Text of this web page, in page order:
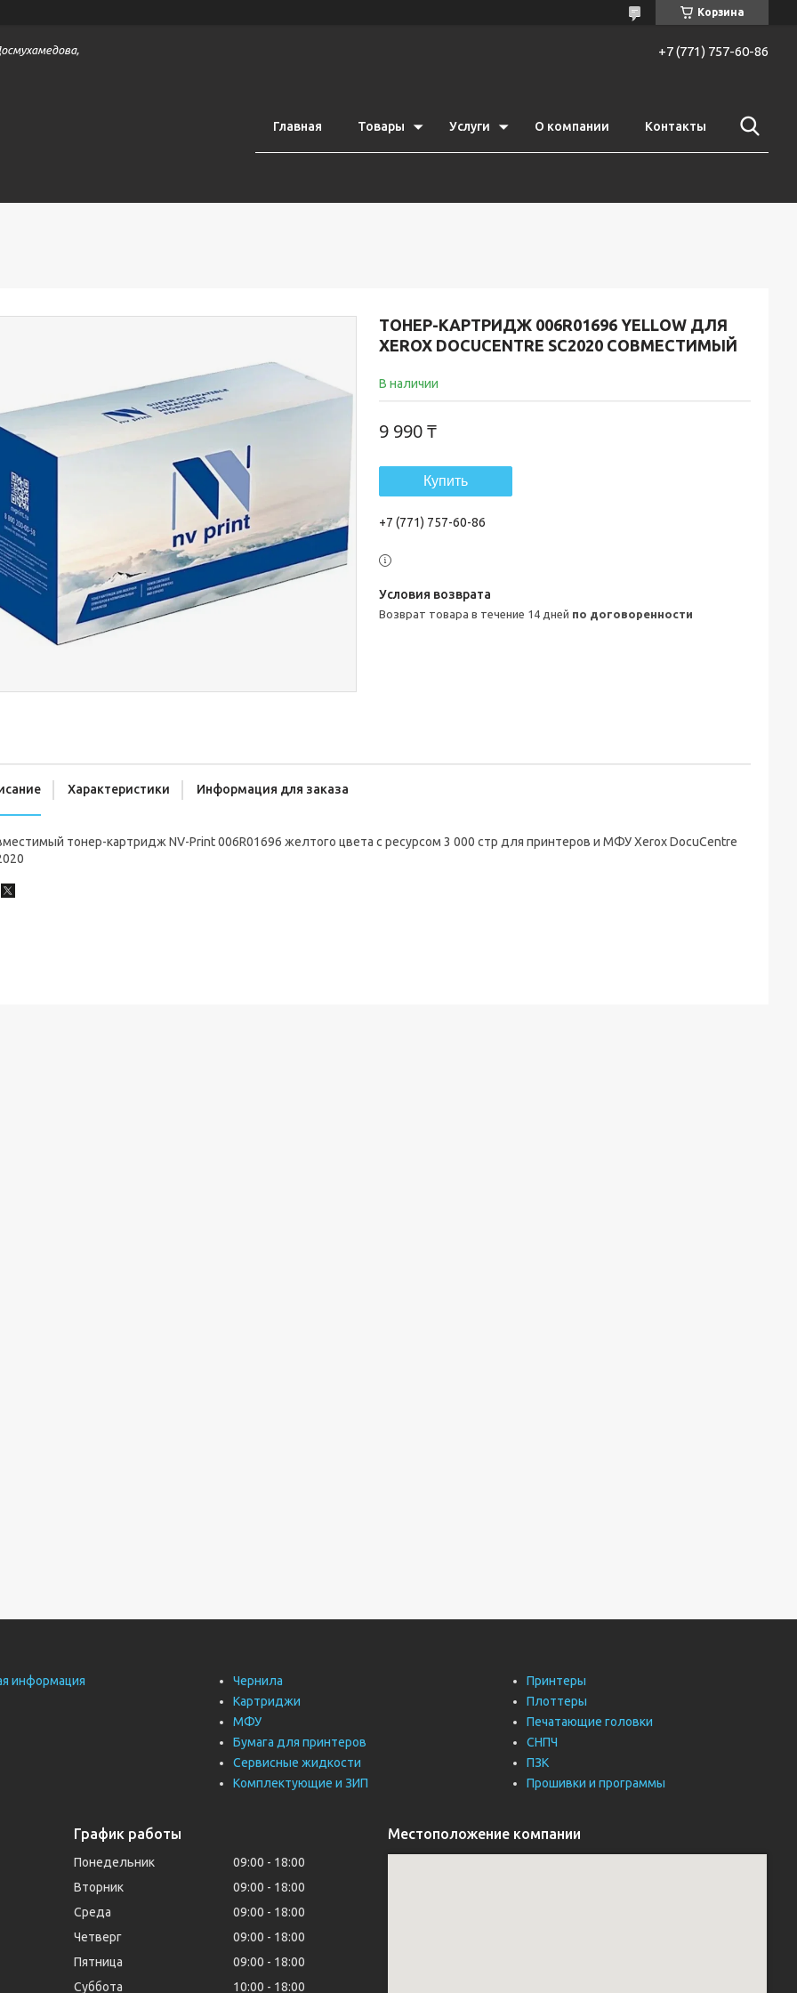
Корзина
+7 (771) 757-60-86
Главная Товары Услуги О компании Контакты
ТОНЕР-КАРТРИДЖ 006R01696 YELLOW ДЛЯ
XEROX DOCUCENTRE SC2020 СОВМЕСТИМЫЙ
В наличии
9 990 ₸
Купить
+7 (771) 757-60-86
возврат товара в течение 14 дней по договоренности
Характеристики Информация для заказа
тонер-картридж NV-Print 006R01696 желтого цвета с ресурсом 3 000 стр для принтеров и МФУ Xerox DocuCentre
информация
Чернила
Картриджи
МФУ
Бумага для принтеров
Сервисные жидкости
Комплектующие и ЗИП
Принтеры
Плоттеры
Печатающие головки
СНПЧ
ПЗК
Прошивки и программы
График работы
Понедельник 09:00
18:00
Вторник
09:00
18:00
Среда
09:00
18:00
Четверг
09:00
18:00
Пятница
09:00
18:00
Суббота
10:00 18:00
Местоположение компании